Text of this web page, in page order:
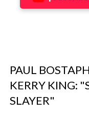
PAUL
KERRY KING:
SLAYER"